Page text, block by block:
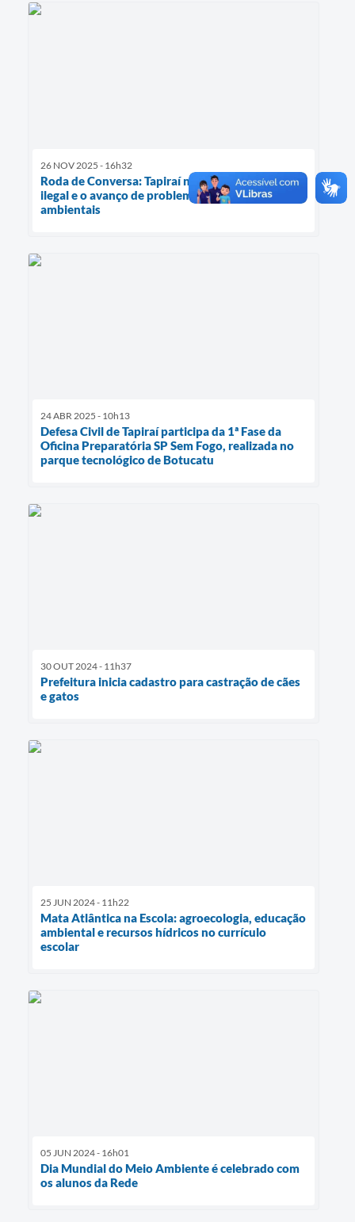
26 NOV 2025 - 16h32
Roda de Conversa: Tapiraí na luta contra a caça
ilegal e o avanço de problemas de segurança e
ambientais
24 ABR 2025 - 10h13
Defesa Civil de Tapiraí participa da 1ª Fase da
Oficina Preparatória SP Sem Fogo, realizada no
parque tecnológico de Botucatu
30 OUT 2024 - 11h37
Prefeitura inicia cadastro para castração de cães
e gatos
25 JUN 2024 - 11h22
Mata Atlântica na Escola: agroecologia, educação
ambiental e recursos hídricos no currículo
escolar
05 JUN 2024 - 16h01
Dia Mundial do Meio Ambiente é celebrado com
os alunos da Rede